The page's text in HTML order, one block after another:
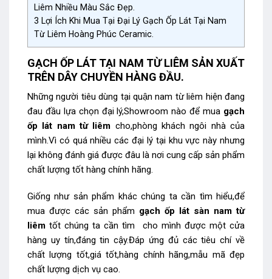
Liêm Nhiều Màu Sắc Đẹp.
3 Lợi Ích Khi Mua Tại Đại Lý Gạch Ốp Lát Tại Nam
Từ Liêm Hoàng Phúc Ceramic.
GẠCH ỐP LÁT TẠI NAM TỪ LIÊM SẢN XUẤT
TRÊN DÂY CHUYỀN HÀNG ĐẦU.
Những người tiêu dùng tại quận nam từ liêm hiện đang
đau đầu lựa chọn đại lý,Showroom nào để mua gạch
ốp lát nam từ liêm cho,phòng khách ngôi nhà của
mình.Vì có quá nhiều các đại lý tại khu vực này nhưng
lại không đánh giá được đâu là nơi cung cấp sản phẩm
chất lượng tốt hàng chính hãng.
Giống như sản phẩm khác chúng ta cần tìm hiểu,để
mua được các sản phẩm gạch ốp lát sàn nam từ
liêm tốt chúng ta cần tìm cho mình được một cửa
hàng uy tín,đáng tin cậy.Đáp ứng đủ các tiêu chí về
chất lượng tốt,giá tốt,hàng chính hãng,mẫu mã đẹp
chất lượng dịch vụ cao.